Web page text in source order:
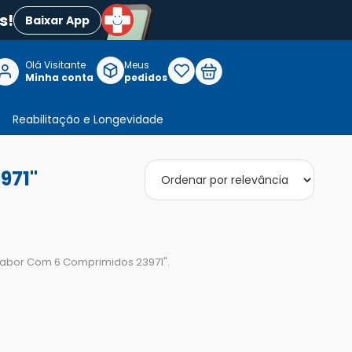
Baixar App
Olá Visitante
Minha conta
Meus
pedidos
Reabilitação e Longevidade
Com 6 Comprimidos 23971".